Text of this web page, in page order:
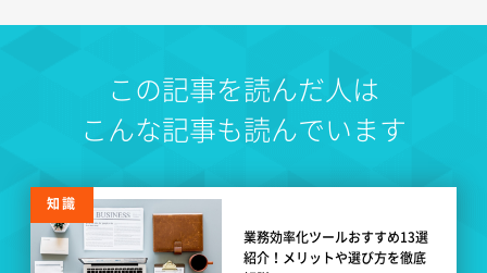
この記事を読んだ人は
こんな記事も読んでいます
知識
業務効率化ツールおすすめ13選
紹介！メリットや選び方を徹底